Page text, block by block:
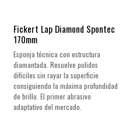
¡Nuevo!
Fickert Lap Diamond Spontec
170mm
Esponja técnica con estructura
diamantada. Resuelve pulidos
difíciles sin rayar la superficie
consiguiendo la máxima profundidad
de brillo. El primer abrasivo
adaptativo del mercado.